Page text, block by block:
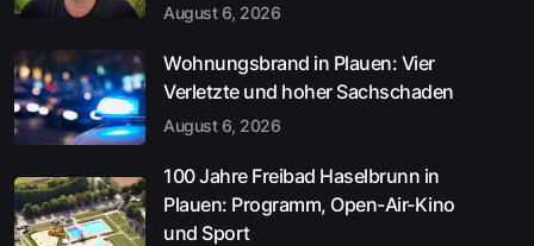
August 6, 2026
Wohnungsbrand in Plauen: Vier
Verletzte und hoher Sachschaden
August 6, 2026
100 Jahre Freibad Haselbrunn in
Plauen: Programm, Open-Air-Kino
und Sport